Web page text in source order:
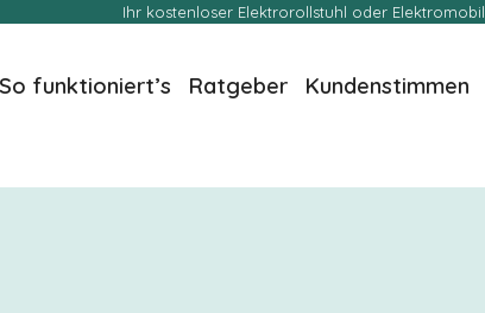
Ihr kostenloser Elektrorollstuhl oder Elektromobil.
So funktioniert’s Ratgeber Kundenstimmen